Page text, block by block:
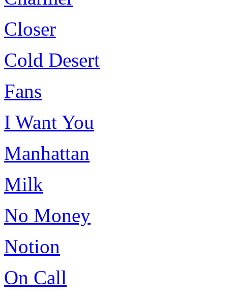
Closer
Cold Desert
Fans
I Want You
Manhattan
Milk
No Money
Notion
On Call